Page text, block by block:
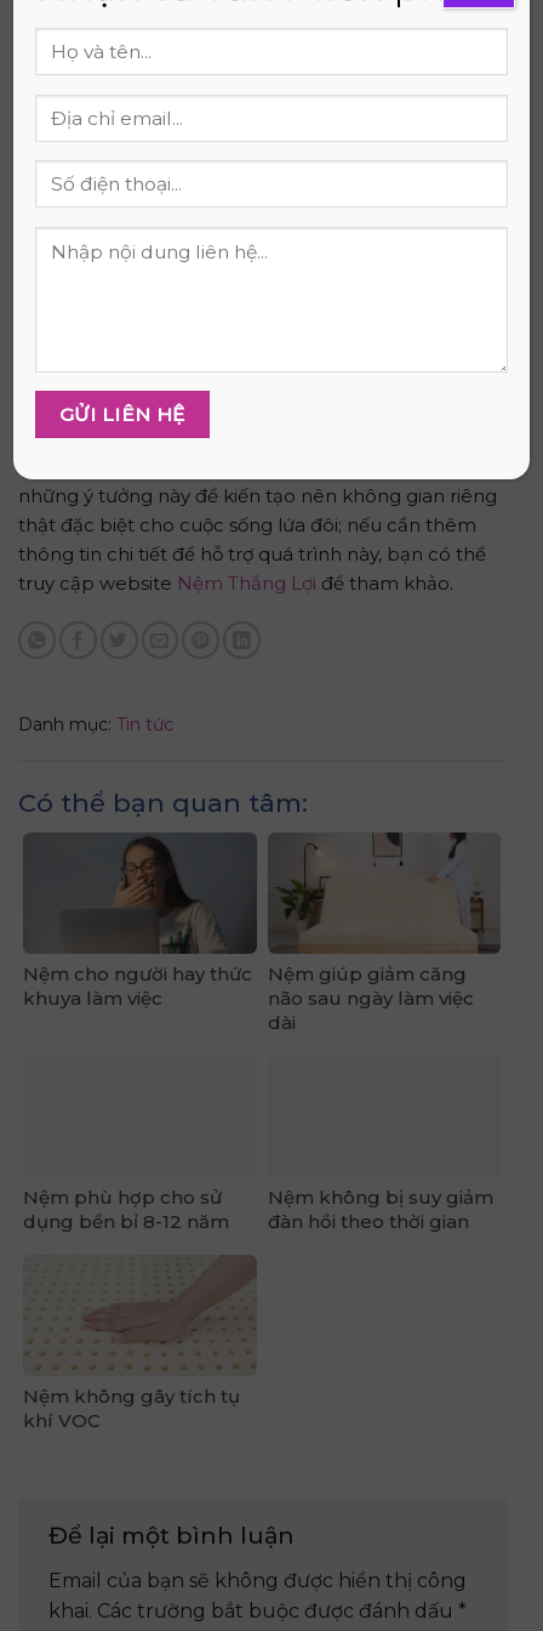
chồng muốn căn phòng có nét sang trọng mà vẫn
nhẹ nhàng, không bị rườm rà, phong cách Tân cổ
điển ở mức độ vừa phải, tập trung vào vài chi tiết tinh
tế, có thể là một lựa chọn đáng cân nhắc.
Kết Luận
Bạn thấy rằng việc trang trí phòng ngủ 10m2 cho vợ
chồng hoàn toàn có thể tạo nên một không gian vừa
đẹp, vừa tiện nghi lại lãng mạn. Bằng cách áp dụng
những ý tưởng này để kiến tạo nên không gian riêng
thật đặc biệt cho cuộc sống lứa đôi; nếu cần thêm
thông tin chi tiết để hỗ trợ quá trình này, bạn có thể
Nệm cho người hay thức
khuya làm việc
Nệm giúp giảm căng
não sau ngày làm việc
dài
Nệm không gây tích tụ
khí VOC
Để lại một bình luận
Bình luận